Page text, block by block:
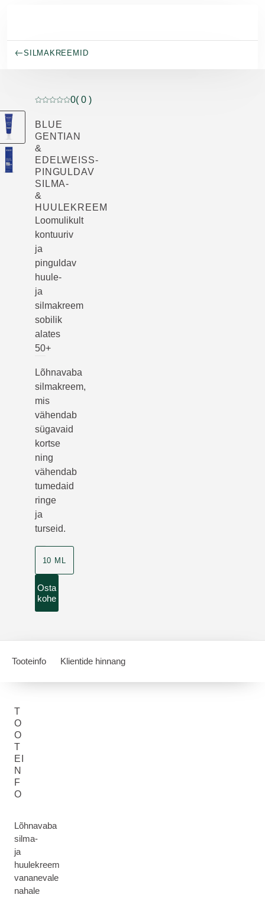
SILMAKREEMID
Praegune hinnang: 0 5-st tähest hinnanud 0 klienti
0( 0 )
BLUE
GENTIAN
&
EDELWEISS-
PINGULDAV
SILMA-
&
HUULEKREEM
Loomulikult
kontuuriv
ja
pinguldav
huule-
ja
silmakreem
sobilik
alates
50+
Lõhnavaba
silmakreem,
mis
vähendab
sügavaid
kortse
ning
vähendab
tumedaid
ringe
ja
turseid.
10 ML
Osta
kohe
Tooteinfo Klientide hinnang
T
O
O
T
EI
N
F
O
Lõhnavaba
silma-
ja
huulekreem
vananevale
nahale